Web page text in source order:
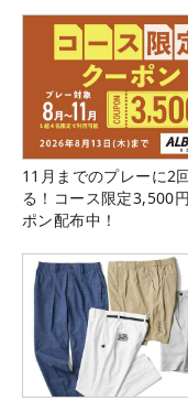
11月までのプレーに2
る！コース限定3,500
ポン配布中！